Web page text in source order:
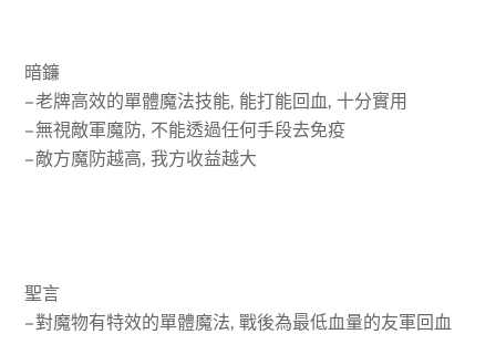
暗鐮
– 老牌高效的單體魔法技能, 能打能回血, 十分實用
– 無視敵軍魔防, 不能透過任何手段去免疫
– 敵方魔防越高, 我方收益越大
聖言
– 對魔物有特效的單體魔法, 戰後為最低血量的友軍回血